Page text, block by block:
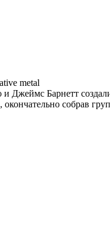
metal
Джеймс Барнетт
собрав